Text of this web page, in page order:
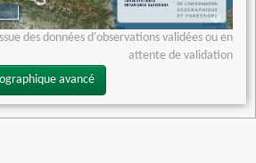
des données d'observations validées ou en
attente de validation
avancé